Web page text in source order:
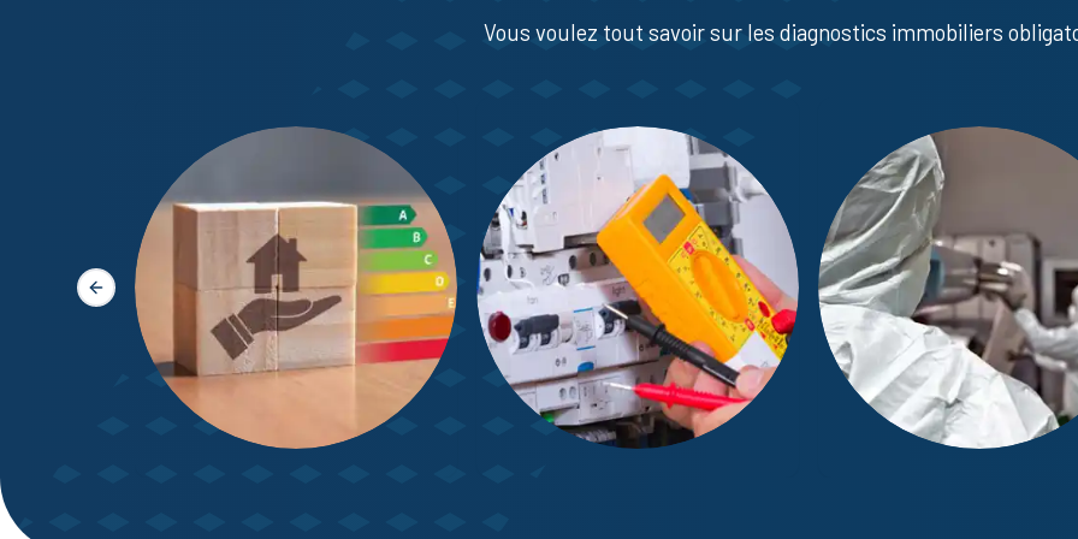
Vous voulez tout savoir sur les diagnostics immobiliers
Slide précédente